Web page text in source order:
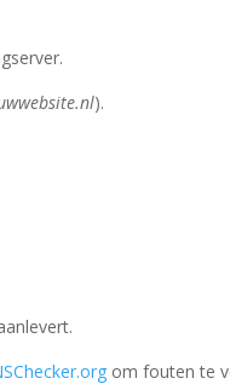
).
om fouten te